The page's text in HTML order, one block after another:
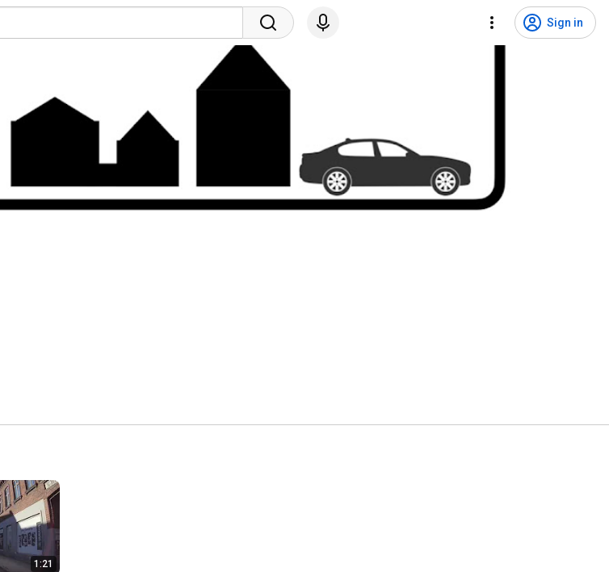
Sign in
1:21